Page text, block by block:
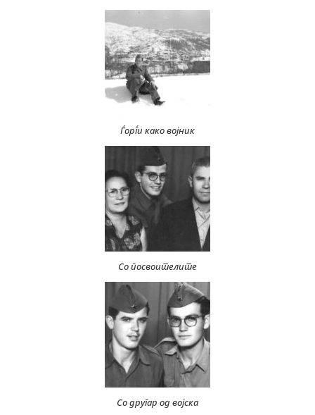
Ѓорѓи како војник
Со посвоителите
Со другар од војска